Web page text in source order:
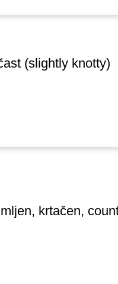
(slightly knotty)
krtačen,